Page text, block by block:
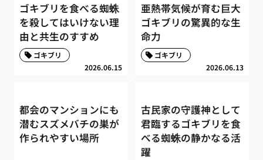
ゴキブリを食べる蜘蛛
を殺してはいけない理
由と共生のすすめ
2026.06.15
ゴキブリ
亜熱帯気候が育む巨大
ゴキブリの驚異的な生
命力
2026.06.13
ゴキブリ
都会のマンションにも
潜むスズメバチの巣が
作られやすい場所
古民家の守護神として
君臨するゴキブリを食
べる蜘蛛の静かなる活
躍